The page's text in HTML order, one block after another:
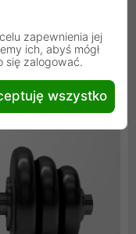
zapewnienia jej
ich, abyś mógł
się zalogować.
wszystko